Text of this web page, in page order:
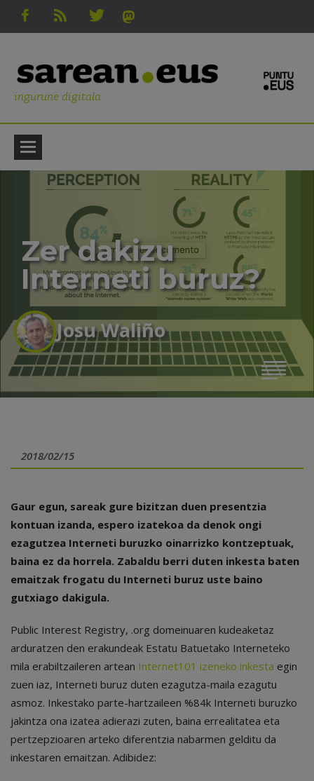
ingurune digitala
Zer dakizu
Interneti buruz?
Josu Waliño
2018/02/15
Gaur egun, sareak gure bizitzan duen presentzia
kontuan izanda, espero izatekoa da denok ongi
ezagutzea Interneti buruzko oinarrizko kontzeptuak,
baina ez da horrela. Zabaldu berri duten inkesta baten
emaitzak frogatu du Interneti buruz uste baino
gutxiago dakigula.
Public Interest Registry, .org domeinuaren kudeaketaz
arduratzen den erakundeak Estatu Batuetako Interneteko
mila erabiltzaileren artean Internet101 izeneko inkesta egin
zuen iaz, Interneti buruz duten ezagutza-maila ezagutu
asmoz. Inkestako parte-hartzaileen %84k Interneti buruzko
jakintza ona izatea adierazi zuten, baina errealitatea eta
pertzepzioaren arteko diferentzia nabarmen gelditu da
inkestaren emaitzan. Adibidez: